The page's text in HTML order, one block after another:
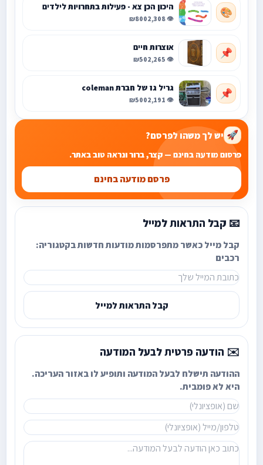
🎨 היכון הכן צא - פעילות בתחרויות לילדים
👁️ 2,308
₪800
📌 אוצרות חיים
👁️ 2,265
₪50
📌 גריל גז של חברת coleman
👁️ 2,191
₪500
🚀 יש לך משהו לפרסם?
פרסום מודעה בחינם — קצר, ברור ונראה טוב באתר.
פרסם מודעה בחינם
📧 קבל התראות למייל
קבל מייל כאשר מתפרסמות מודעות חדשות בקטגוריה:
רכבים
קבל התראות למייל
✉️ הודעה פרטית לבעל המודעה
ההודעה תישלח לבעל המודעה ותופיע לו באזור העריכה.
היא לא פומבית.